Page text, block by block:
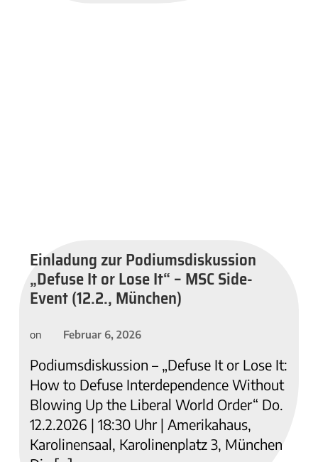
Einladung zur Podiumsdiskussion
„Defuse It or Lose It“ – MSC Side-
Event (12.2., München)
on Februar 6, 2026
Podiumsdiskussion – „Defuse It or Lose It:
How to Defuse Interdependence Without
Blowing Up the Liberal World Order“ Do.
12.2.2026 | 18:30 Uhr | Amerikahaus,
Karolinensaal, Karolinenplatz 3, München